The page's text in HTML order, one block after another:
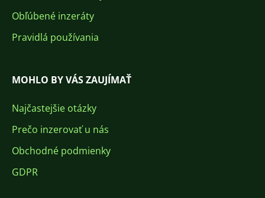
Obľúbené inzeráty
Pravidlá používania
MOHLO BY VÁS ZAUJÍMAŤ
Najčastejšie otázky
Prečo inzerovať u nás
Obchodné podmienky
GDPR